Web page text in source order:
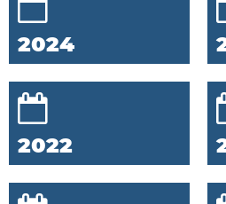
2024
2022